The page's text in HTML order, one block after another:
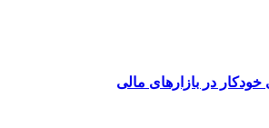
خودکار در بازارهای مالی